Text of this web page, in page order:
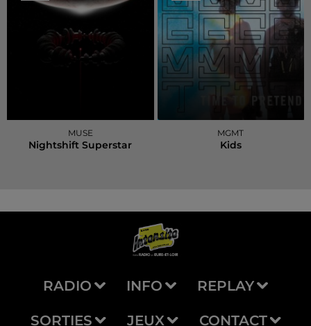
MUSE
Nightshift Superstar
MGMT
Kids
RADIO INFO REPLAY
SORTIES JEUX CONTACT